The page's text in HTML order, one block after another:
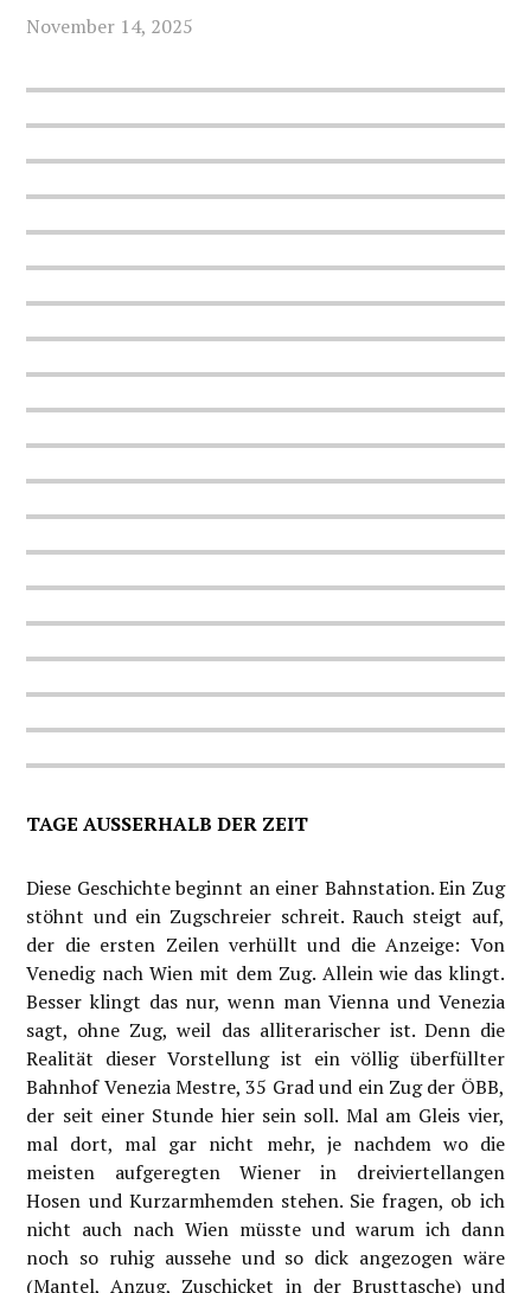
November 14, 2025
TAGE AUSSERHALB DER ZEIT
Diese Geschichte beginnt an einer Bahnstation. Ein Zug
stöhnt und ein Zugschreier schreit. Rauch steigt auf,
der die ersten Zeilen verhüllt und die Anzeige: Von
Venedig nach Wien mit dem Zug. Allein wie das klingt.
Besser klingt das nur, wenn man Vienna und Venezia
sagt, ohne Zug, weil das alliterarischer ist. Denn die
Realität dieser Vorstellung ist ein völlig überfüllter
Bahnhof Venezia Mestre, 35 Grad und ein Zug der ÖBB,
der seit einer Stunde hier sein soll. Mal am Gleis vier,
mal dort, mal gar nicht mehr, je nachdem wo die
meisten aufgeregten Wiener in dreiviertellangen
Hosen und Kurzarmhemden stehen. Sie fragen, ob ich
nicht auch nach Wien müsste und warum ich dann
noch so ruhig aussehe und so dick angezogen wäre
(Mantel, Anzug, Zuschicket in der Brusttasche) und